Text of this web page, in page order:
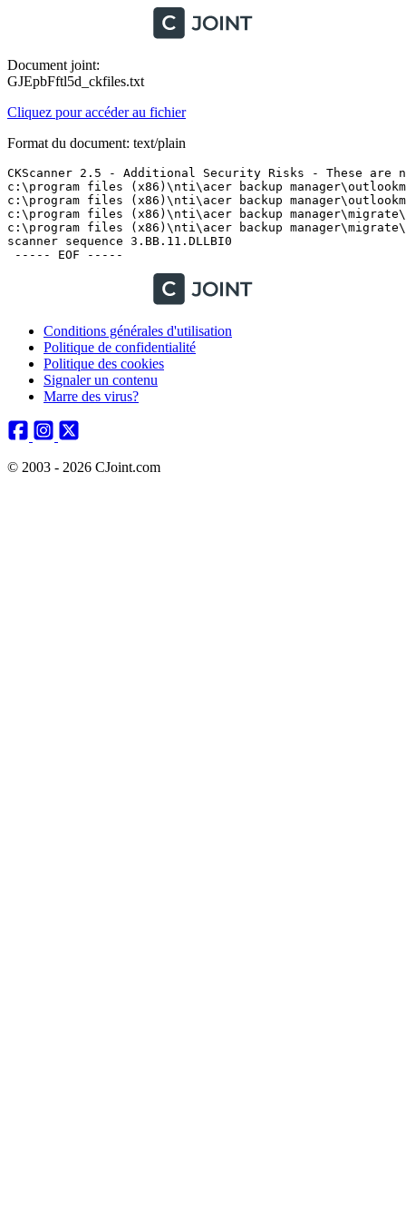
Document joint:
GJEpbFftl5d_ckfiles.txt
Cliquez pour accéder au fichier
Format du document: text/plain
CKScanner 2.5 - Additional Security Risks - These are
c:\program files (x86)\nti\acer backup
c:\program files (x86)\nti\acer backup
c:\program files (x86)\nti\acer backup
c:\program files (x86)\nti\acer backup
scanner sequence 3.BB.11.DLLBI0
Conditions générales d'utilisation
Politique de confidentialité
Politique des cookies
Signaler un contenu
Marre des virus?
© 2003 - 2026 CJoint.com